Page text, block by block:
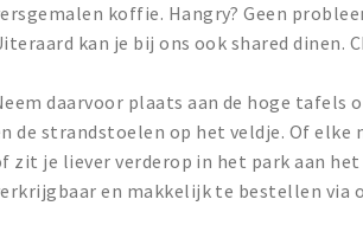
koffie. Hangry? Geen
kan je bij ons ook shared dinen.
daarvoor plaats aan de hoge tafels
de strandstoelen op het veldje. Of elke
zit je liever verderop in het park aan
en makkelijk te bestellen via